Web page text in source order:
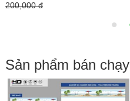
200,000 đ
Sản phẩm bán chạy